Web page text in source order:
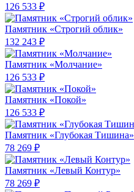
126 533 ₽
Памятник «Строгий облик»
132 243 ₽
Памятник «Молчание»
126 533 ₽
Памятник «Покой»
126 533 ₽
Памятник «Глубокая Тишина»
78 269 ₽
Памятник «Левый Контур»
78 269 ₽